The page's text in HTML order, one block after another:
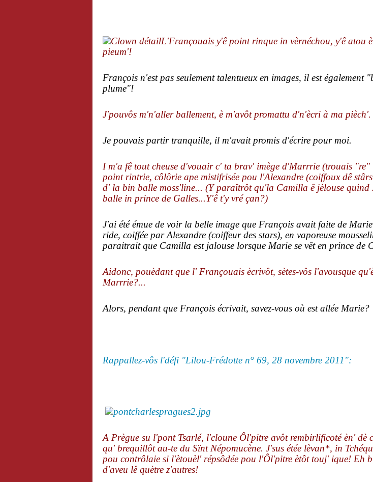
L'Françouais y'ê point rinque in vèrnéchou, y'ê atou
pieum'!
François n'est pas seulement talentueux en images, il est également
plume"!
J'pouvôs m'n'aller ballement, è m'avôt promattu d'n'ècri à ma pièch'.
Je pouvais partir tranquille, il m'avait promis d'écrire pour moi.
I m'a fê tout cheuse d'vouair c' ta brav' imège d'Marrrie (trouais
point rintrie, côlôrie ape mistifrisée pou l'Alexandre (coiffoux dê
d' la bin balle moss'line... (Y paraîtrôt qu'la Camilla ê jèlouse quind
balle in prince de Galles...Y'ê t'y vré çan?)
J'ai été émue de voir la belle image que François avait faite de
ride, coiffée par Alexandre (coiffeur des stars), en vaporeuse
paraitrait que Camilla est jalouse lorsque Marie se vêt en prince de
Aidonc, pouèdant que l' Françouais ècrivôt, sètes-vôs l'avousque
Marrrie?...
Alors, pendant que François écrivait, savez-vous où est allée Marie?
Rappallez-vôs l'défi "Lilou-Frédotte n° 69, 28 novembre 2011":
A Prègue su l'pont Tsarlé, l'cloune Ôl'pitre avôt rembirlificoté èn' dè
qu' brequillôt au-te du Sïnt Népomucène. J'sus étée lèvan*, in
pou contrôlaie si l'ètouèl' répsôdée pou l'Ôl'pitre ètôt touj' ique! Eh
d'aveu lê quètre z'autres!